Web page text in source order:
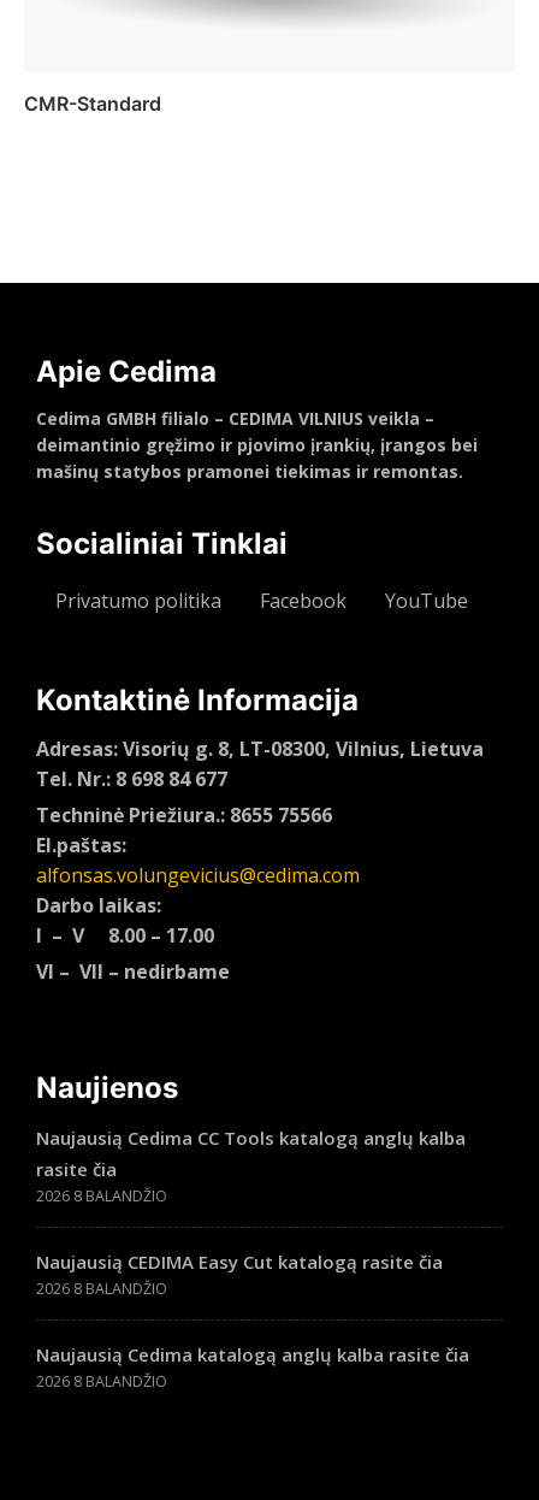
CMR-Standard
Apie Cedima
Cedima GMBH filialo – CEDIMA VILNIUS veikla –
deimantinio gręžimo ir pjovimo įrankių, įrangos bei
mašinų statybos pramonei tiekimas ir remontas.
Socialiniai Tinklai
Privatumo politika Facebook YouTube
Kontaktinė Informacija
Adresas: Visorių g. 8, LT-08300, Vilnius, Lietuva
Tel. Nr.: 8 698 84 677
Techninė Priežiura.: 8655 75566
El.paštas:
alfonsas.volungevicius@cedima.com
Darbo laikas:
I – V 8.00 – 17.00
VI – VII – nedirbame
Naujienos
Naujausią Cedima CC Tools katalogą anglų kalba
rasite čia
2026 8 BALANDŽIO
Naujausią CEDIMA Easy Cut katalogą rasite čia
2026 8 BALANDŽIO
Naujausią Cedima katalogą anglų kalba rasite čia
2026 8 BALANDŽIO